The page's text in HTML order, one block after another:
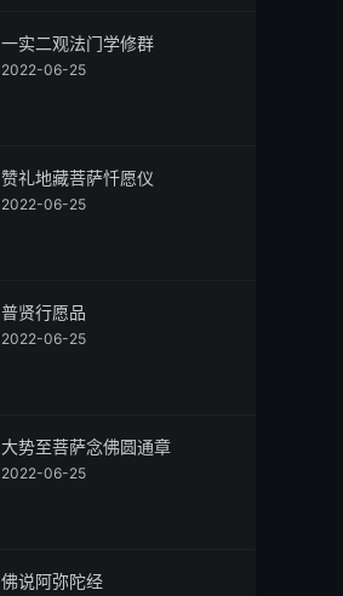
一实二观法门学修群
2022-06-25
赞礼地藏菩萨忏愿仪
2022-06-25
普贤行愿品
2022-06-25
大势至菩萨念佛圆通章
2022-06-25
佛说阿弥陀经